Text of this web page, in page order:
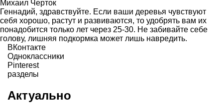
Михаил Черток
Геннадий, здравствуйте. Если ваши деревья чувствуют
себя хорошо, растут и развиваются, то удобрять вам их
понадобится только лет через 25-30. Не забивайте себе
голову, лишняя подкормка может лишь навредить.
ВКонтакте
Одноклассники
Pinterest
разделы
Актуально